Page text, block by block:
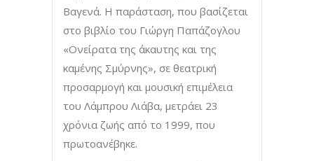
Βαγενά. Η παράσταση, που βασίζεται
στο βιβλίο του Γιώργη Παπάζογλου
«Ονείρατα της άκαυτης και της
καμένης Σμύρνης», σε θεατρική
προσαρμογή και μουσική επιμέλεια
του Λάμπρου Λιάβα, μετράει 23
χρόνια ζωής από το 1999, που
πρωτοανέβηκε.